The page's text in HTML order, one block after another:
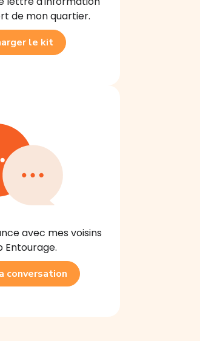
de mon quartier.
le kit
avec mes voisins
Entourage.
conversation